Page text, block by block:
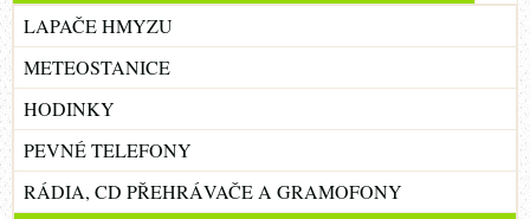
LAPAČE HMYZU
METEOSTANICE
HODINKY
PEVNÉ TELEFONY
RÁDIA, CD PŘEHRÁVAČE A GRAMOFONY